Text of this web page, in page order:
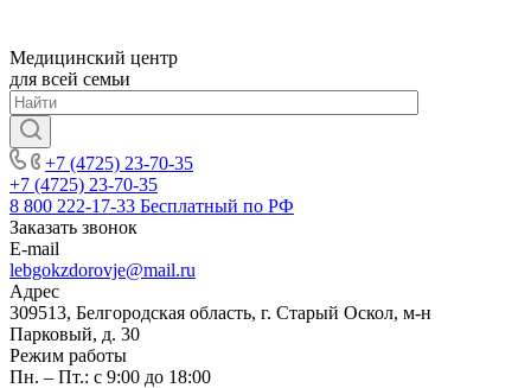
Медицинский центр
для всей семьи
+7 (4725) 23-70-35
+7 (4725) 23-70-35
8 800 222-17-33 Бесплатный по РФ
Заказать звонок
E-mail
lebgokzdorovje@mail.ru
Адрес
309513, Белгородская область, г. Старый Оскол, м-н
Парковый, д. 30
Режим работы
Пн. – Пт.: с 9:00 до 18:00